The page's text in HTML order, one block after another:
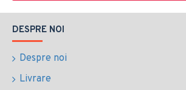
DESPRE NOI
Despre noi
Livrare